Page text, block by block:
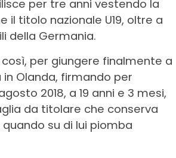
per tre anni vestendo la
il titolo nazionale U19, oltre a
della Germania.
per giungere finalmente a
in Olanda, firmando per
2018, a 19 anni e 3 mesi,
da titolare che conserva
su di lui piomba